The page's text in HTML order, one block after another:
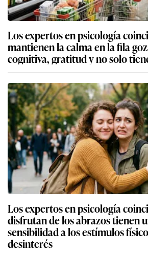
Los expertos en psicología
mantienen la calma en la fila
cognitiva, gratitud y no solo
Los expertos en psicología
disfrutan de los abrazos tienen
sensibilidad a los estímulos
desinterés